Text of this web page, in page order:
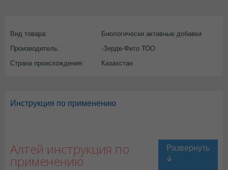
Вид товара:
Биологически активные добавки
Производитель:
-Зерде-Фито ТОО
Страна происхождения:
Казахстан
Инструкция по применению
Алтей инструкция по
применению